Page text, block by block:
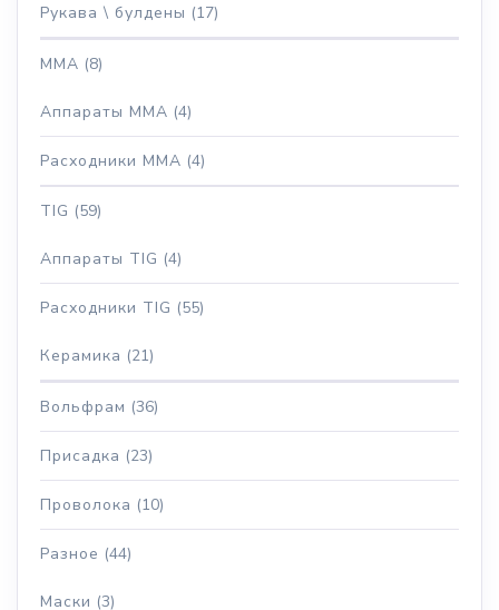
Рукава \ булдены (17)
MMA (8)
Аппараты MMA (4)
Расходники MMA (4)
TIG (59)
Аппараты TIG (4)
Расходники TIG (55)
Керамика (21)
Вольфрам (36)
Присадка (23)
Проволока (10)
Разное (44)
Маски (3)